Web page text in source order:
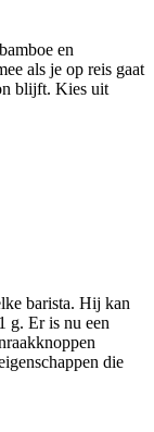
en
als je op reis gaat
blijft. Kies uit
barista. Hij kan
g. Er is nu een
die